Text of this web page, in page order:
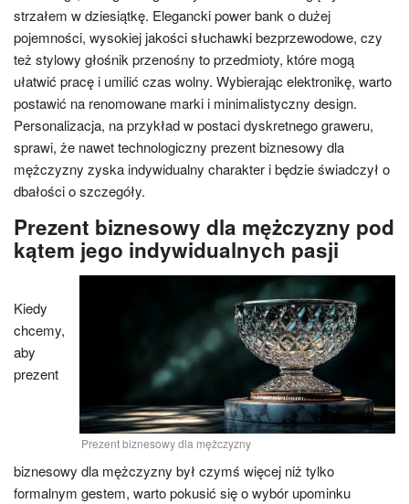
strzałem w dziesiątkę. Elegancki power bank o dużej
pojemności, wysokiej jakości słuchawki bezprzewodowe, czy
też stylowy głośnik przenośny to przedmioty, które mogą
ułatwić pracę i umilić czas wolny. Wybierając elektronikę, warto
postawić na renomowane marki i minimalistyczny design.
Personalizacja, na przykład w postaci dyskretnego graweru,
sprawi, że nawet technologiczny prezent biznesowy dla
mężczyzny zyska indywidualny charakter i będzie świadczył o
dbałości o szczegóły.
Prezent biznesowy dla mężczyzny pod
kątem jego indywidualnych pasji
Prezent biznesowy dla mężczyzny
Kiedy
chcemy,
aby
prezent
biznesowy dla mężczyzny był czymś więcej niż tylko
formalnym gestem, warto pokusić się o wybór upominku